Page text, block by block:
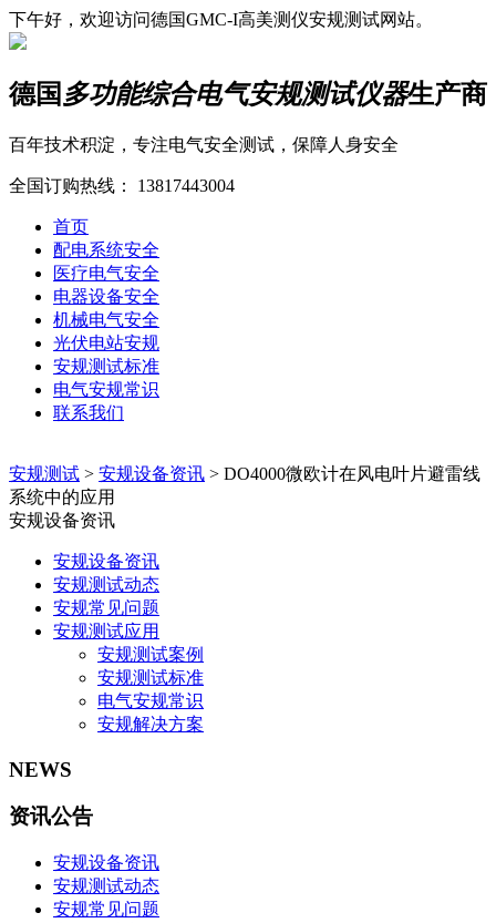
下午好，欢迎访问德国GMC-I高美测仪安规测试网站。
德国 多功能综合电气安规测试仪器生产商
百年技术积淀，专注电气安全测试，保障人身安全
全国订购热线： 13817443004
首页
配电系统安全
医疗电气安全
电器设备安全
机械电气安全
光伏电站安规
安规测试标准
电气安规常识
联系我们
安规测试 > 安规设备资讯 > DO4000微欧计在风电叶片避雷线
系统中的应用
安规设备资讯
安规设备资讯
安规测试动态
安规常见问题
安规测试应用
安规测试案例
安规测试标准
电气安规常识
安规解决方案
NEWS
资讯公告
安规设备资讯
安规测试动态
安规常见问题